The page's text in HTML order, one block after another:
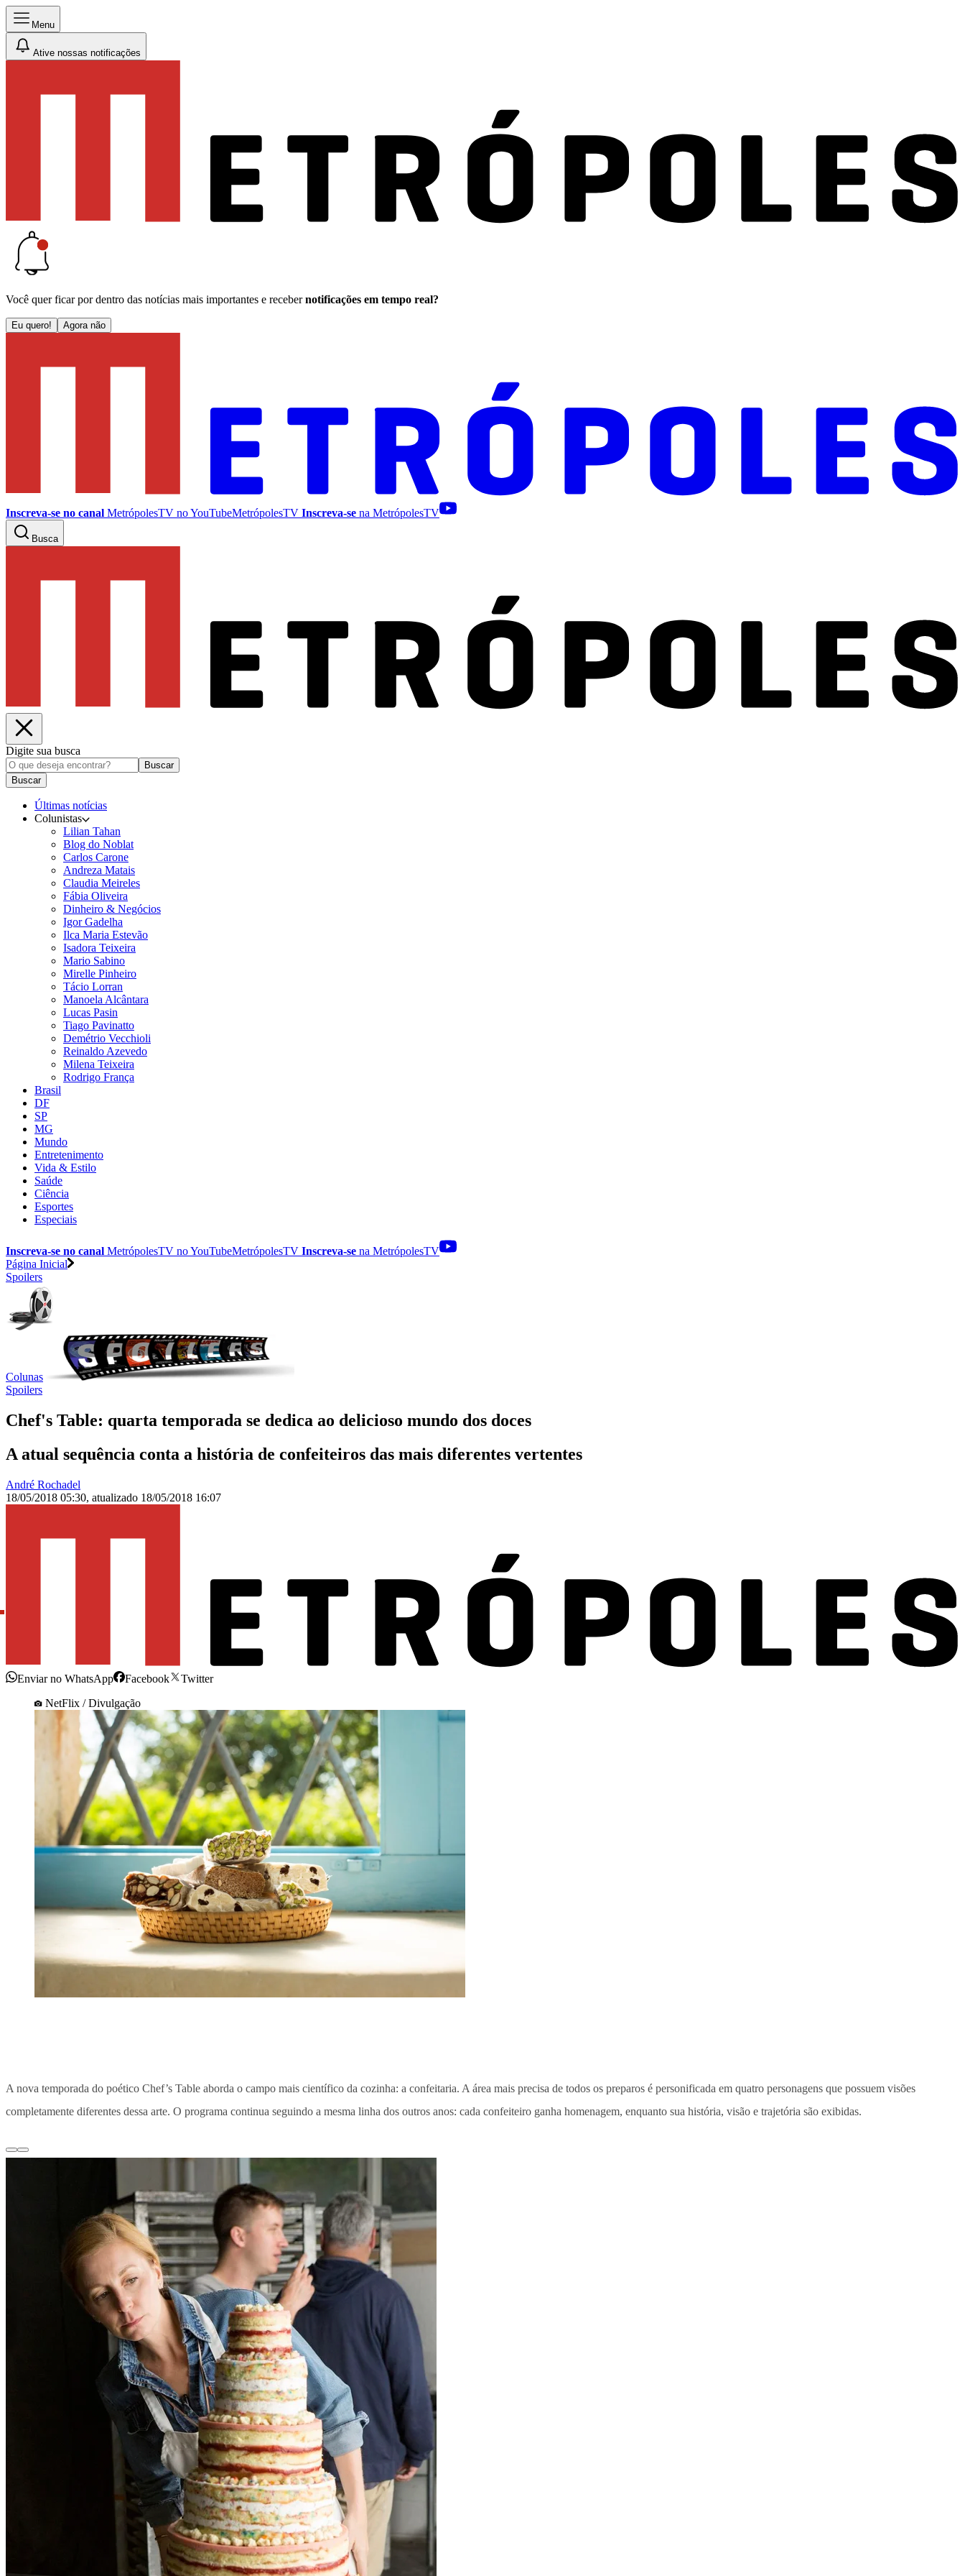
Menu
Ative nossas notificações
Você quer ficar por dentro das notícias mais importantes e receber notificações em tempo real?
Eu quero! Agora não
Inscreva-se no canal MetrópolesTV noYouTubeMetrópolesTV Inscreva-se na MetrópolesTV
Busca
Digite sua busca
Buscar
Buscar
Últimas notícias
Colunistas
Lilian Tahan
Blog do Noblat
Carlos Carone
Andreza Matais
Claudia Meireles
Fábia Oliveira
Dinheiro & Negócios
Igor Gadelha
Ilca Maria Estevão
Isadora Teixeira
Mario Sabino
Mirelle Pinheiro
Tácio Lorran
Manoela Alcântara
Lucas Pasin
Tiago Pavinatto
Demétrio Vecchioli
Reinaldo Azevedo
Milena Teixeira
Rodrigo França
Brasil
DF
SP
MG
Mundo
Entretenimento
Vida & Estilo
Saúde
Ciência
Esportes
Especiais
Inscreva-se no canal MetrópolesTV noYouTubeMetrópolesTV Inscreva-se na MetrópolesTV
Página Inicial
Spoilers
Colunas
Spoilers
Chef's Table: quarta temporada se dedica ao delicioso mundo dos doces
A atual sequência conta a história de confeiteiros das mais diferentes vertentes
André Rochadel
18/05/2018 05:30, atualizado 18/05/2018 16:07
Enviar no WhatsApp Facebook
Twitter
NetFlix / Divulgação
A nova temporada do poético Chef’s Table aborda o campo mais científico da cozinha: a confeitaria. A área mais precisa de todos os preparos é personificada em quatro personagens que possuem visões
completamente diferentes dessa arte. O programa continua seguindo a mesma linha dos outros anos: cada confeiteiro ganha homenagem, enquanto sua história, visão e trajetória são exibidas.